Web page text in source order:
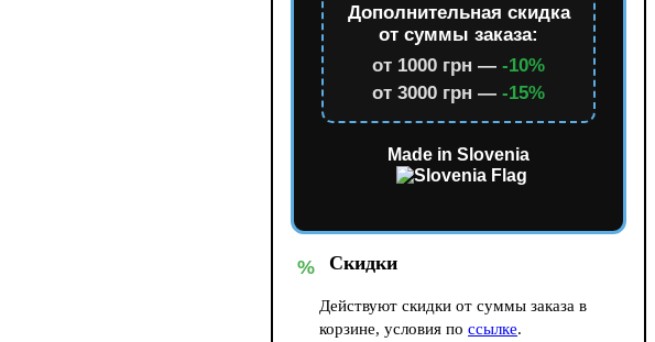
Дополнительная скидка
от суммы заказа:
от 1000 грн —-10%
от 3000 грн —-15%
Made in Slovenia
% Скидки
Действуют скидки от суммы заказа в
корзине, условия поссылке.